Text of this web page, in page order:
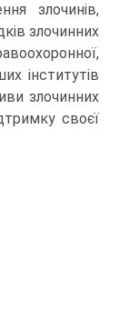
злочинів,
злочинних
інститутів
злочинних
своєї